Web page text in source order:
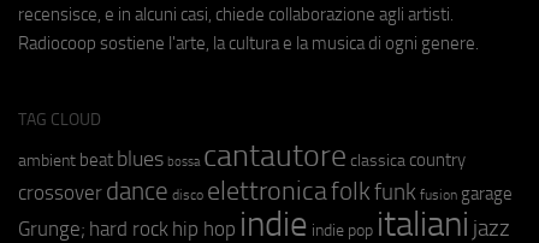
recensisce, e in alcuni casi, chiede collaborazione agli artisti.
Radiocoop sostiene l'arte, la cultura e la musica di ogni genere.
TAG CLOUD
ambient beat blues bossa cantautore classica country
crossover dance disco elettronicafolkfunk fusion garage
Grunge; hard rock hip hop indie indie pop italiani jazz